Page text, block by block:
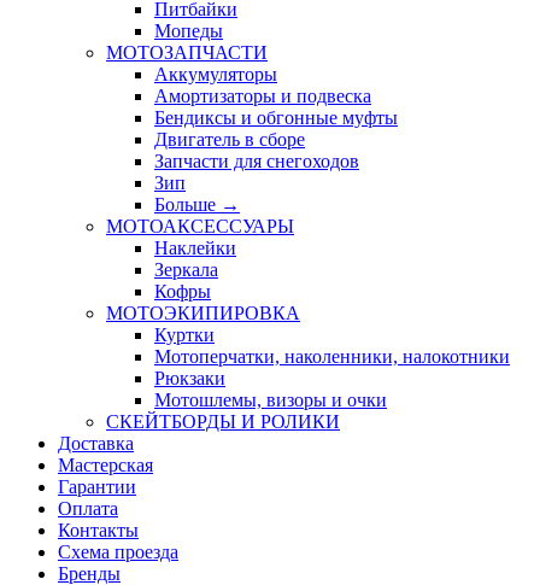
Питбайки
Мопеды
МОТОЗАПЧАСТИ
Аккумуляторы
Амортизаторы и подвеска
Бендиксы и обгонные муфты
Двигатель в сборе
Запчасти для снегоходов
Зип
Больше →
МОТОАКСЕССУАРЫ
Наклейки
Зеркала
Кофры
МОТОЭКИПИРОВКА
Куртки
Мотоперчатки, наколенники, налокотники
Рюкзаки
Мотошлемы, визоры и очки
СКЕЙТБОРДЫ И РОЛИКИ
Доставка
Мастерская
Гарантии
Оплата
Контакты
Схема проезда
Бренды